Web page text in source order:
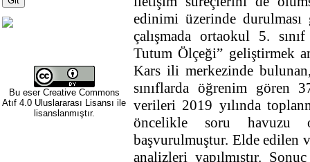
Bu eser Creative Commons
Atıf 4.0 Uluslararası Lisansı ile
lisanslanmıştır.
edinimi üzerinde
çalışmada ortaokul 5.
Tutum Ölçeği” geliştirmek
Kars ili merkezinde
sınıflarda öğrenim gören
verileri 2019 yılında
öncelikle soru havuzu
başvurulmuştur. Elde edilen
analizleri yapılmıştır.